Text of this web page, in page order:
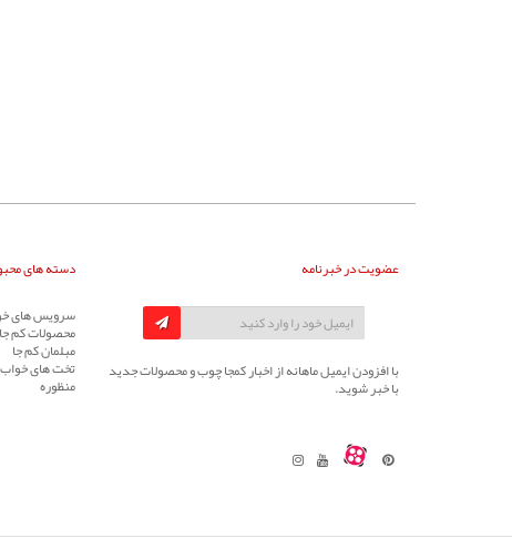
عضویت در خبرنامه
با افزودن ایمیل ماهانه از اخبار کمجا چوب و محصولات جدید
با خبر شوید.
دسته های
سرویس های
محصولات کم
مبلمان کم جا
تخت های
منظوره